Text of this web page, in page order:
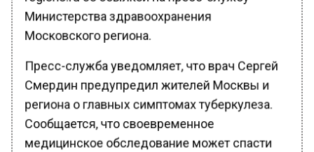
Министерства здравоохранения
Московского региона.
Пресс-служба уведомляет, что врач Сергей
Смердин предупредил жителей Москвы и
региона о главных симптомах туберкулеза.
Сообщается, что своевременное
медицинское обследование может спасти